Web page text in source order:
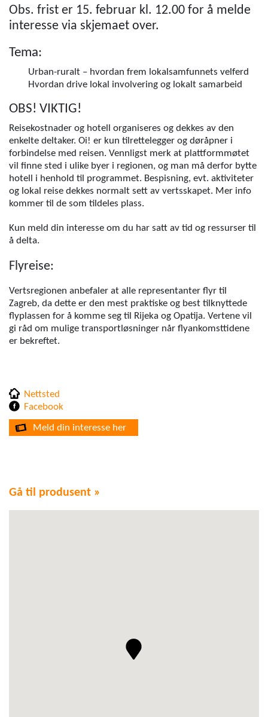
Obs. frist er 15. februar kl. 12.00 for å melde
interesse via skjemaet over.
Tema:
Urban-ruralt – hvordan frem lokalsamfunnets velferd
Hvordan drive lokal involvering og lokalt samarbeid
OBS! VIKTIG!
Reisekostnader og hotell organiseres og dekkes av den
enkelte deltaker. Oi! er kun tilrettelegger og døråpner i
forbindelse med reisen. Vennligst merk at plattformmøtet
vil finne sted i ulike byer i regionen, og man må derfor bytte
hotell i henhold til programmet. Bespisning, evt. aktiviteter
og lokal reise dekkes normalt sett av vertsskapet. Mer info
kommer til de som tildeles plass.
Kun meld din interesse om du har satt av tid og ressurser til
å delta.
Flyreise:
Vertsregionen anbefaler at alle representanter flyr til
Zagreb, da dette er den mest praktiske og best tilknyttede
flyplassen for å komme seg til Rijeka og Opatija. Vertene vil
gi råd om mulige transportløsninger når flyankomsttidene
er bekreftet.
Nettsted
Facebook
Meld din interesse her
Gå til produsent »